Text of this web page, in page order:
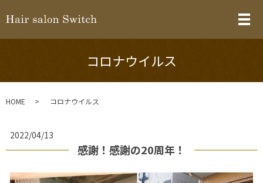
メ
コロナウイルス
HOME コロナウイルス
2022/04/13
感謝！感謝の20周年！